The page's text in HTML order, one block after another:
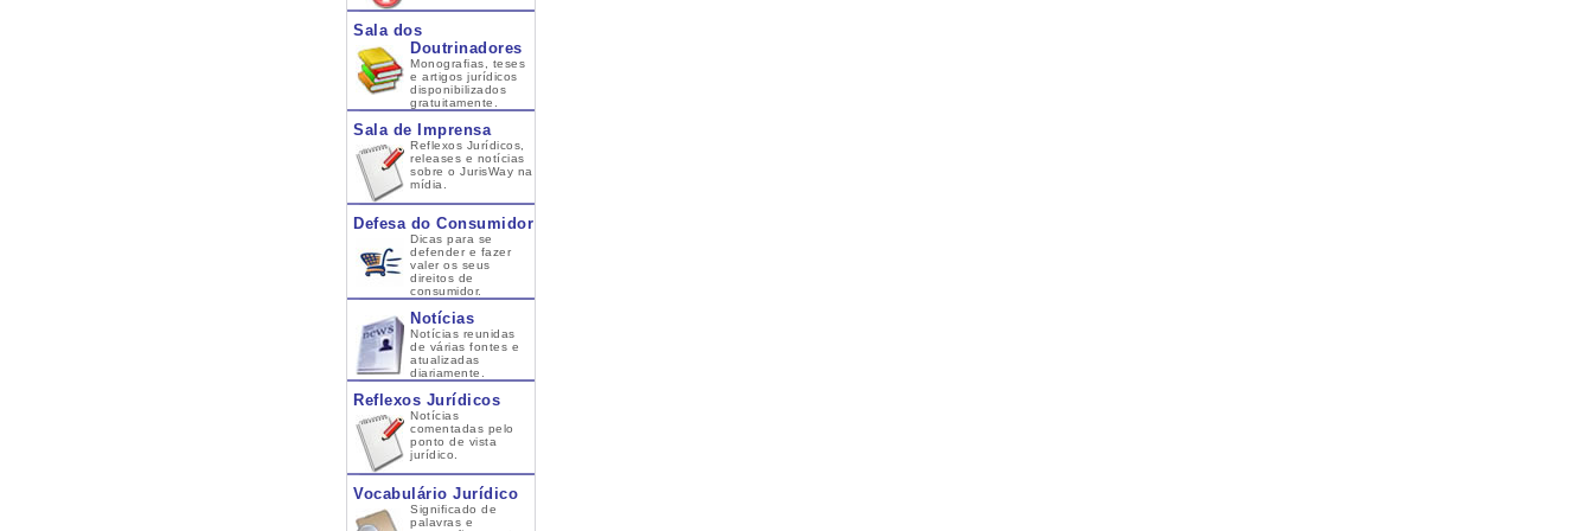
Sala dos
Doutrinadores
Monografias, teses
e artigos jurídicos
disponibilizados
gratuitamente.
Sala de Imprensa
Reflexos Jurídicos,
releases e notícias
sobre o JurisWay na
mídia.
Defesa do Consumidor
Dicas para se
defender e fazer
valer os seus
direitos de
consumidor.
Notícias
Notícias reunidas
de várias fontes e
atualizadas
diariamente.
Reflexos Jurídicos
Notícias
comentadas pelo
ponto de vista
jurídico.
Vocabulário Jurídico
Significado de
palavras e